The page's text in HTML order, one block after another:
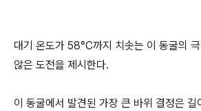
대기 온도가 58°C까지 치솟는 이 동굴의
않은 도전을 제시한다.
이 동굴에서 발견된 가장 큰 바위 결정은 길